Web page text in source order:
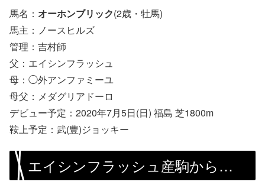
馬名： オーホンブリック(2歳・牡馬)
馬主：ノースヒルズ
管理：吉村師
父：エイシンフラッシュ
母：◯外アンファミーユ
母父：メダグリアドーロ
デビュー予定：2020年7月5日(日) 福島 芝1800m
鞍上予定：武(豊)ジョッキー
エイシンフラッシュ産駒から…